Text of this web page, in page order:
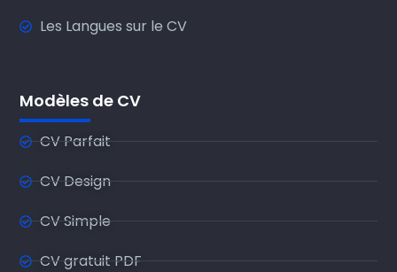
Les Langues sur le CV
Modèles de CV
CV Parfait
CV Design
CV Simple
CV gratuit PDF